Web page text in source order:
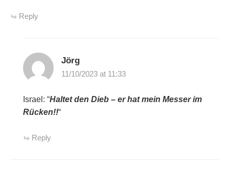
Reply
Jörg
11/10/2023 at 11:33
Israel: “Haltet den Dieb – er hat mein Messer im
Rücken!!“
Reply